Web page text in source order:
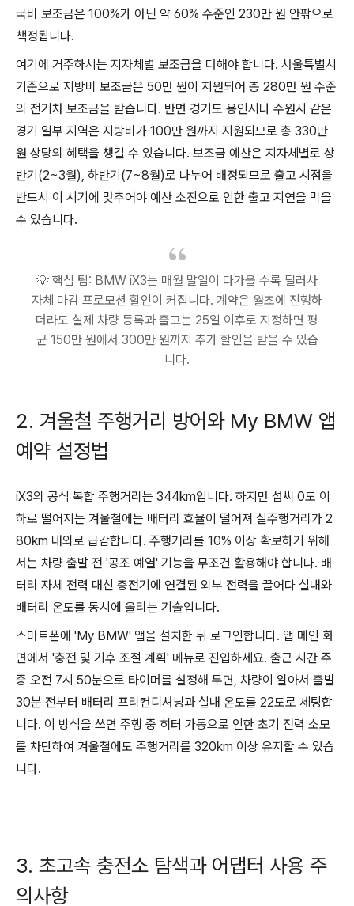
국비 보조금은 100%가 아닌 약 60% 수준인 230만 원 안팎으로
책정됩니다.
여기에 거주하시는 지자체별 보조금을 더해야 합니다. 서울특별시
기준으로 지방비 보조금은 50만 원이 지원되어 총 280만 원 수준
의 전기차 보조금을 받습니다. 반면 경기도 용인시나 수원시 같은
경기 일부 지역은 지방비가 100만 원까지 지원되므로 총 330만
원 상당의 혜택을 챙길 수 있습니다. 보조금 예산은 지자체별로 상
반기(2~3월), 하반기(7~8월)로 나누어 배정되므로 출고 시점을
반드시 이 시기에 맞추어야 예산 소진으로 인한 출고 지연을 막을
수 있습니다.
💡 핵심 팁: BMW iX3는 매월 말일이 다가올 수록 딜러사
자체 마감 프로모션 할인이 커집니다. 계약은 월초에 진행하
더라도 실제 차량 등록과 출고는 25일 이후로 지정하면 평
균 150만 원에서 300만 원까지 추가 할인을 받을 수 있습
니다.
2. 겨울철 주행거리 방어와 My BMW 앱
예약 설정법
iX3의 공식 복합 주행거리는 344km입니다. 하지만 섭씨 0도 이
하로 떨어지는 겨울철에는 배터리 효율이 떨어져 실주행거리가 2
80km 내외로 급감합니다. 주행거리를 10% 이상 확보하기 위해
서는 차량 출발 전 '공조 예열' 기능을 무조건 활용해야 합니다. 배
터리 자체 전력 대신 충전기에 연결된 외부 전력을 끌어다 실내와
배터리 온도를 동시에 올리는 기술입니다.
스마트폰에 'My BMW' 앱을 설치한 뒤 로그인합니다. 앱 메인 화
면에서 '충전 및 기후 조절 계획' 메뉴로 진입하세요. 출근 시간 주
중 오전 7시 50분으로 타이머를 설정해 두면, 차량이 알아서 출발
30분 전부터 배터리 프리컨디셔닝과 실내 온도를 22도로 세팅합
니다. 이 방식을 쓰면 주행 중 히터 가동으로 인한 초기 전력 소모
를 차단하여 겨울철에도 주행거리를 320km 이상 유지할 수 있습
니다.
3. 초고속 충전소 탐색과 어댑터 사용 주
의사항